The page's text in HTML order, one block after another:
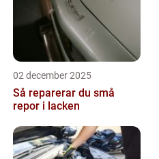
02 december 2025
Så reparerar du små
repor i lacken